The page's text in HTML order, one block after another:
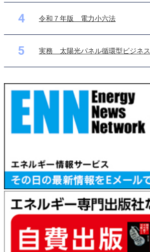
4 令和７年版 電力小六法
5 実務 太陽光パネル循環型ビジネス